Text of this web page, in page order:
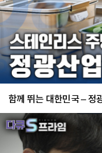
함께 뛰는 대한민국 – 정